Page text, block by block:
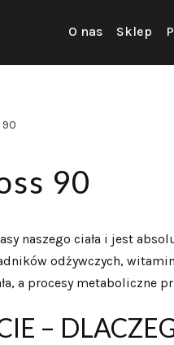
O nas Sklep
90
naszego ciała i jest
odżywczych,
a procesy metaboliczne
–